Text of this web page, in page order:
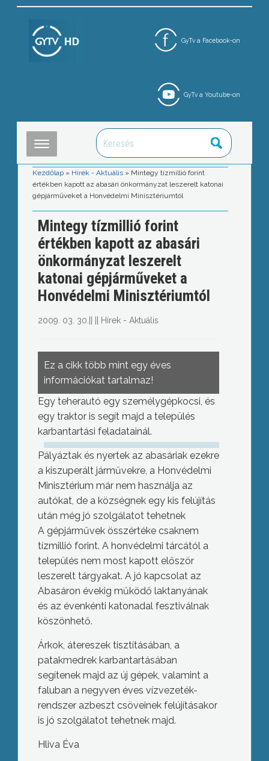
GyTv a Facebook-on
GyTv a Youtube-on
Kezdőlap » Hírek - Aktuális » Mintegy tízmillió forint
értékben kapott az abasári önkormányzat leszerelt katonai
gépjárműveket a Honvédelmi Minisztériumtól
Mintegy tízmillió forint
értékben kapott az abasári
önkormányzat leszerelt
katonai gépjárműveket a
Honvédelmi Minisztériumtól
2009. 03. 30. Hírek - Aktuális
Ez a cikk több mint egy éves
információkat tartalmaz!
Egy teherautó egy személygépkocsi, és
egy traktor is segít majd a település
karbantartási feladatainál.
Pályáztak és nyertek az abasáriak ezekre
a kiszuperált járművekre, a Honvédelmi
Minisztérium már nem használja az
autókat, de a községnek egy kis felújítás
után még jó szolgálatot tehetnek
A gépjárművek összértéke csaknem
tízmillió forint. A honvédelmi tárcától a
település nem most kapott először
leszerelt tárgyakat. A jó kapcsolat az
Abasáron évekig működő laktanyának
és az évenkénti katonadal fesztiválnak
köszönhető.
Árkok, átereszek tisztításában, a
patakmedrek karbantartásában
segítenek majd az új gépek, valamint a
faluban a negyven éves vízvezeték-
rendszer azbeszt csöveinek felújításakor
is jó szolgálatot tehetnek majd.
Hliva Éva